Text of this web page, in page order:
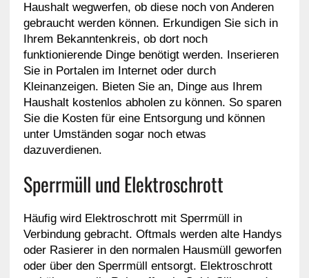
Haushalt wegwerfen, ob diese noch von Anderen
gebraucht werden können. Erkundigen Sie sich in
Ihrem Bekanntenkreis, ob dort noch
funktionierende Dinge benötigt werden. Inserieren
Sie in Portalen im Internet oder durch
Kleinanzeigen. Bieten Sie an, Dinge aus Ihrem
Haushalt kostenlos abholen zu können. So sparen
Sie die Kosten für eine Entsorgung und können
unter Umständen sogar noch etwas
dazuverdienen.
Sperrmüll und Elektroschrott
Häufig wird Elektroschrott mit Sperrmüll in
Verbindung gebracht. Oftmals werden alte Handys
oder Rasierer in den normalen Hausmüll geworfen
oder über den Sperrmüll entsorgt. Elektroschrott